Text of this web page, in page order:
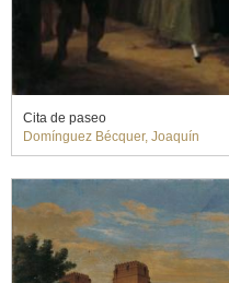
Cita de paseo
Domínguez Bécquer, Joaquín